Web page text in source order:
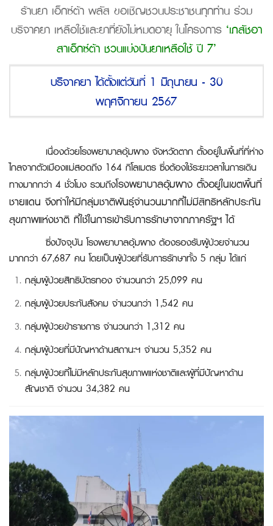
ร้านยา เอ็กซ์ต้า พลัส ขอเชิญชวนประชาชนทุกท่าน ร่วม
บริจาคยา เหลือใช้และยาที่ยังไม่หมดอายุ ในโครงการ ‘เภสัชอา
สาเอ็กซ์ต้า ชวนแบ่งปันยาเหลือใช้ ปี 7’
บริจาคยา ได้ตั้งแต่วันที่ 1 มิถุนายน - 30
พฤศจิกายน 2567
เนื่องด้วยโรงพยาบาลอุ้มผาง จังหวัดตาก ตั้งอยู่ในพื้นที่ที่ห่าง
ไกลจากตัวเมืองแม่สอดถึง 164 กิโลเมตร ซึ่งต้องใช้ระยะเวลาในการเดิน
ทางมากกว่า 4 ชั่วโมง รวมถึงโรงพยาบาลอุ้มผาง ตั้งอยู่ในเขตพื้นที่
ชายแดน จึงทำให้มีกลุ่มชาติพันธุ์จำนวนมากที่ไม่มีสิทธิหลักประกัน
สุขภาพแห่งชาติ ที่ใช้ในการเข้ารับการรักษาจากภาครัฐฯ ได้
ซึ่งปัจจุบัน โรงพยาบาลอุ้มผาง ต้องรองรับผู้ป่วยจำนวน
มากกว่า 67,687 คน โดยเป็นผู้ป่วยที่รับการรักษาทั้ง 5 กลุ่ม ได้แก่
กลุ่มผู้ป่วยสิทธิบัตรทอง จำนวนกว่า 25,099 คน
กลุ่มผู้ป่วยประกันสังคม จำนวนกว่า 1,542 คน
กลุ่มผู้ป่วยข้าราชการ จำนวนกว่า 1,312 คน
กลุ่มผู้ป่วยที่มีปัญหาด้านสถานะฯ จำนวน 5,352 คน
กลุ่มผู้ป่วยที่ไม่มีหลักประกันสุขภาพแห่งชาติและผู้ที่มีปัญหาด้าน
สัญชาติ จำนวน 34,382 คน